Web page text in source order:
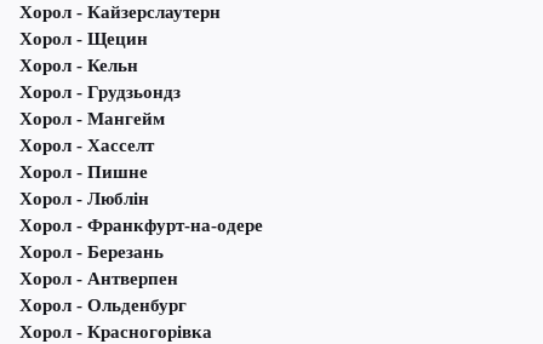
Хорол - Кайзерслаутерн
Хорол - Щецин
Хорол - Кельн
Хорол - Грудзьондз
Хорол - Мангейм
Хорол - Хасселт
Хорол - Пишне
Хорол - Люблін
Хорол - Франкфурт-на-одере
Хорол - Березань
Хорол - Антверпен
Хорол - Ольденбург
Хорол - Красногорівка